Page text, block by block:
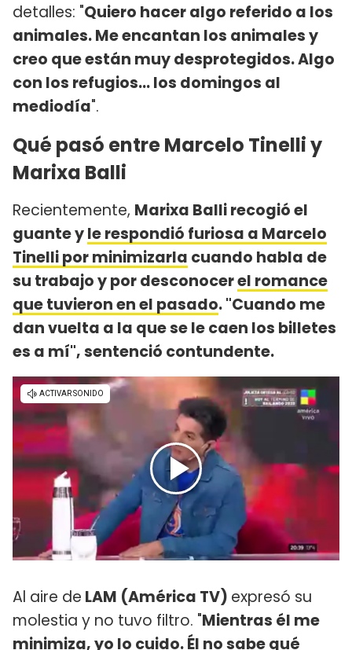
detalles: "Quiero hacer algo referido a los
animales. Me encantan los animales y
creo que están muy desprotegidos. Algo
con los refugios... los domingos al
mediodía".
Qué pasó entre Marcelo Tinelli y
Marixa Balli
Recientemente, Marixa Balli recogió el
guante yle respondió furiosa a Marcelo
Tinelli por minimizarla cuando habla de
su trabajo y por desconocerel romance
que tuvieron en el pasado. "Cuando me
dan vuelta a la que se le caen los billetes
es a mí", sentenció contundente.
Al aire de LAM (América TV) expresó su
molestia y no tuvo filtro. "Mientras él me
minimiza, yo lo cuido. Él no sabe qué